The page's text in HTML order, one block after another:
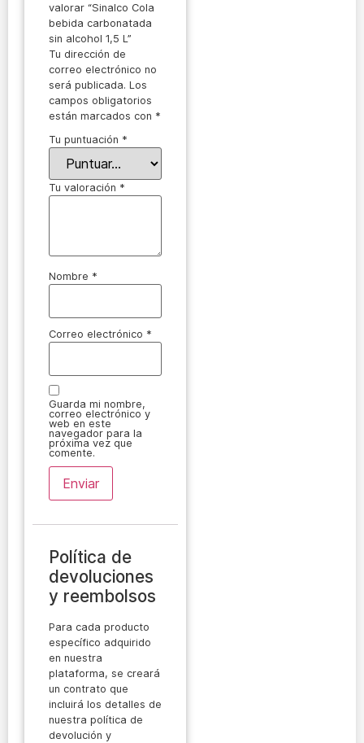
valorar “Sinalco Cola
bebida carbonatada
sin alcohol 1,5 L”
Tu dirección de
correo electrónico no
será publicada. Los
campos obligatorios
están marcados con *
Tu puntuación *
Tu valoración *
Nombre *
Correo electrónico *
Guarda mi nombre,
correo electrónico y
web en este
navegador para la
próxima vez que
comente.
Política de
devoluciones
y reembolsos
Para cada producto
específico adquirido
en nuestra
plataforma, se creará
un contrato que
incluirá los detalles de
nuestra política de
devolución y